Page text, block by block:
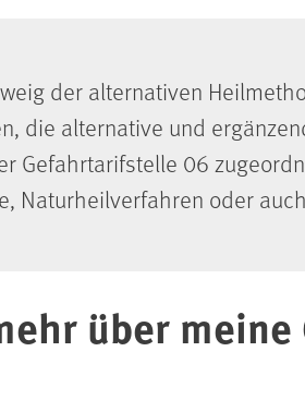
der alternativen
die alternative und
Gefahrtarifstelle 06
Naturheilverfahren oder
über